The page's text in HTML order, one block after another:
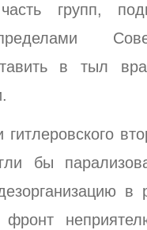
групп,
в тыл
бы
в